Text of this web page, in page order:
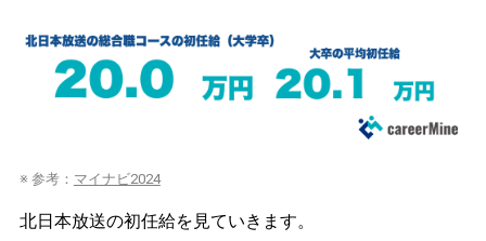
※ 参考： マイナビ2024
北日本放送の初任給を見ていきます。